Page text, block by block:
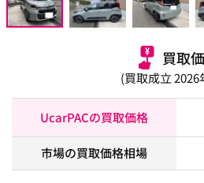
買取
(買取成立 2026
UcarPACの買取価格
市場の買取価格相場